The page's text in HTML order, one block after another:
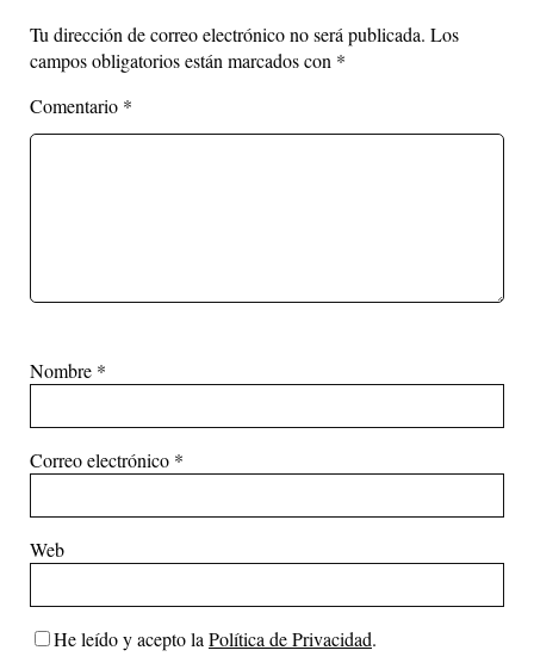
Tu dirección de correo electrónico no será publicada. Los
campos obligatorios están marcados con *
Comentario *
Nombre *
Correo electrónico *
Web
He leído y acepto la Política de Privacidad.